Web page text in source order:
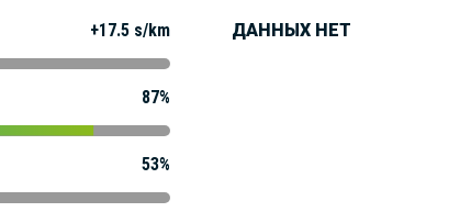
+17.5 s/km
87%
53%
ДАННЫХ НЕТ